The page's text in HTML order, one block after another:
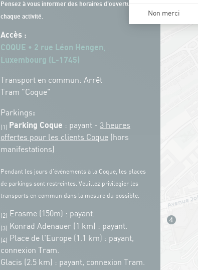
Pensez à vous informer des horaires d'ouverture de
chaque activité.
Accès :
COQUE • 2 rue Léon Hengen,
Luxembourg (L-1745)
Transport en commun: Arrêt
Tram "Coque"
Parkings:
(1) Parking Coque : payant - 3 heures
offertes pour les clients Coque (hors
manifestations)
Pendant les jours d'événements à la Coque, les places
de parkings sont restreintes. Veuillez privilégier les
transports en commun dans la mesure du possible.
(2) Erasme (150m) : payant.
(3) Konrad Adenauer (1 km) : payant.
(4)
Place de l'Europe (1.1 km) : payant,
connexion Tram.
Glacis (2.5 km) : payant, connexion Tram.